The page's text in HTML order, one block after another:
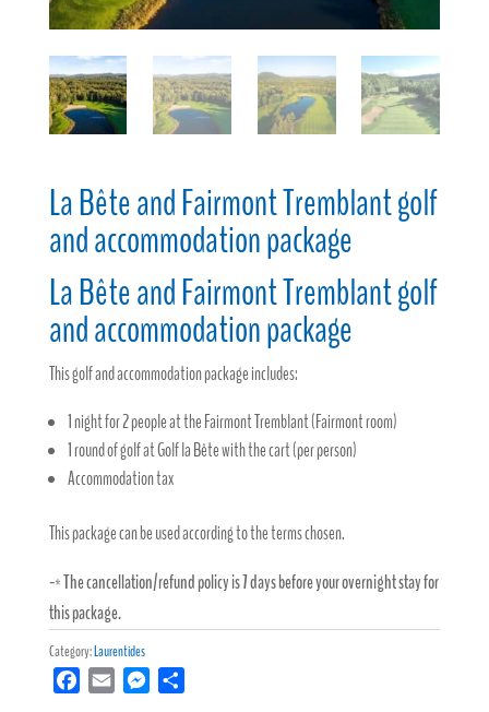
La Bête and Fairmont Tremblant golf
and accommodation package
La Bête and Fairmont Tremblant golf
and accommodation package
This golf and accommodation package includes:
1 night for 2 people at the Fairmont Tremblant (Fairmont room)
1 round of golf at Golf la Bête with the cart (per person)
Accommodation tax
This package can be used according to the terms chosen.
-* The cancellation/refund policy is 7 days before your overnight stay for
this package.
Category:Laurentides